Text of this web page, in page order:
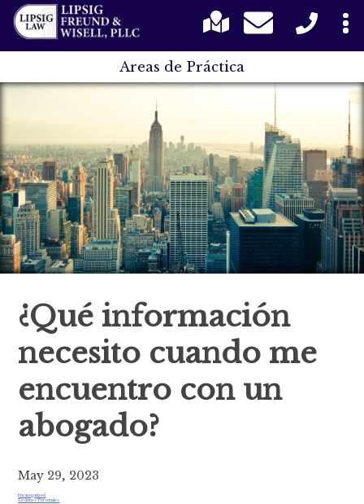
Areas de Práctica
¿Qué información
necesito cuando me
encuentro con un
abogado?
May 29, 2023
Uncategorized
Lesiones Personales